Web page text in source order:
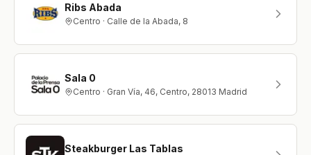
Ribs Abada
Centro · Calle de la Abada, 8
Sala 0
Centro · Gran Vía, 46, Centro, 28013 Madrid
Steakburger Las Tablas